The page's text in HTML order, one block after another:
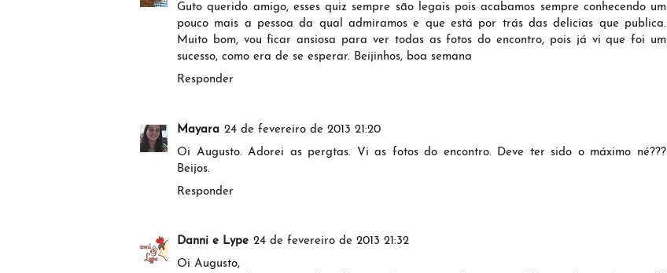
Guto querido amigo, esses quiz sempre são legais pois acabamos sempre conhecendo um
pouco mais a pessoa da qual admiramos e que está por trás das delicias que publica.
Muito bom, vou ficar ansiosa para ver todas as fotos do encontro, pois já vi que foi um
sucesso, como era de se esperar. Beijinhos, boa semana
Responder
Mayara 24 de fevereiro de 2013 21:20
Oi Augusto. Adorei as pergtas. Vi as fotos do encontro. Deve ter sido o máximo né???
Beijos.
Responder
Danni e Lype 24 de fevereiro de 2013 21:32
Oi Augusto,